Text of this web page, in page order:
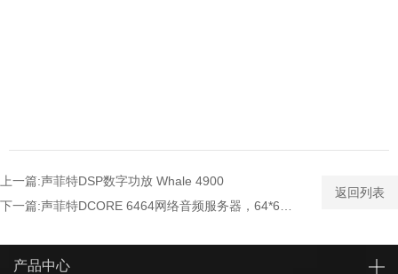
上一篇:声菲特DSP数字功放 Whale 4900
返回列表
产品中心